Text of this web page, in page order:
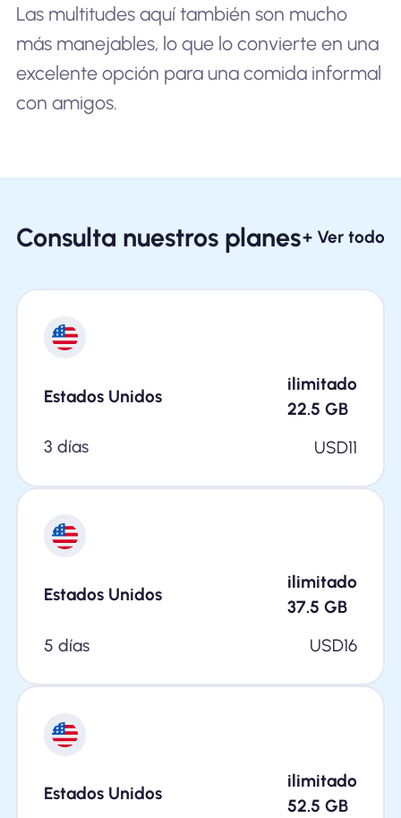
Las multitudes aquí también son mucho
más manejables, lo que lo convierte en una
excelente opción para una comida informal
con amigos.
Consulta nuestros planes+ Ver todo
Estados Unidos
ilimitado
22.5 GB
3 días
USD11
Estados Unidos
ilimitado
37.5 GB
5 días
USD16
Estados Unidos
ilimitado
52.5 GB